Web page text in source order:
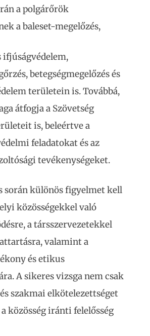
a polgárőrök
a baleset-megelőzés,
ifjúságvédelem,
betegségmegelőzés és
területein is. Továbbá,
átfogja a Szövetség
is, beleértve a
feladatokat és az
tevékenységeket.
során különös figyelmet kell
közösségekkel való
a társszervezetekkel
valamint a
és etikus
A sikeres vizsga nem csak
szakmai elkötelezettséget
közösség iránti felelősség